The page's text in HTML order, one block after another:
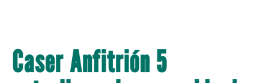
Caser Anfitrión 5